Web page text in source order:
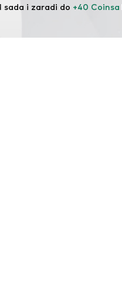
sada i zaradi do +40 Coinsa